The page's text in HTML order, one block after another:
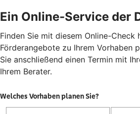
Ein Online-Service der
Finden Sie mit diesem Online-Check
Förderangebote zu Ihrem Vorhaben
Sie anschließend einen Termin mit
Ihrem Berater.